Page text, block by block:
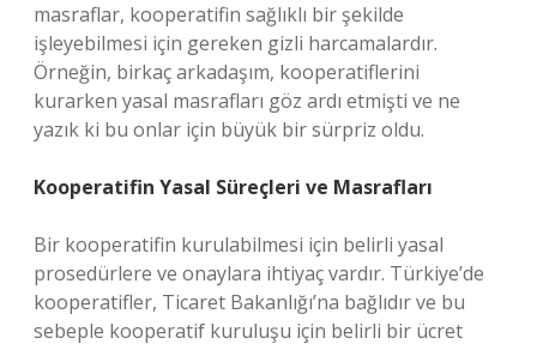
masraflar, kooperatifin sağlıklı bir şekilde
işleyebilmesi için gereken gizli harcamalardır.
Örneğin, birkaç arkadaşım, kooperatiflerini
kurarken yasal masrafları göz ardı etmişti ve ne
yazık ki bu onlar için büyük bir sürpriz oldu.
Kooperatifin Yasal Süreçleri ve Masrafları
Bir kooperatifin kurulabilmesi için belirli yasal
prosedürlere ve onaylara ihtiyaç vardır. Türkiye’de
kooperatifler, Ticaret Bakanlığı’na bağlıdır ve bu
sebeple kooperatif kuruluşu için belirli bir ücret